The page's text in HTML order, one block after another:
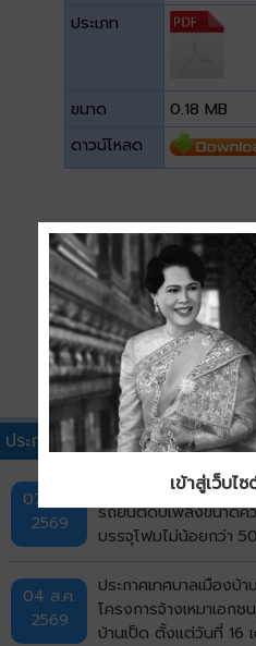
ประเภท
ขนาด
0.18 MB
ดาวน์โหลด
ประกาศประกวดราคาอื่นๆ
07 ส.ค.
2569
ประกาศเทศบาลเมืองบ้
รถยนต์ดับเพลิงขนาดค
บรรจุโฟมไม่น้อยกว่า
แรงดันสูงและอุปกรณ์ใ
ด้วยวิธีประกวดราคาอิ
04 ส.ค.
2569
ประกาศเทศบาลเมืองบ้
โครงการจ้างเหมาเอก
บ้านเป็ด ตั้งแต่วันที่ 16
เข้าสู่เว็บไ